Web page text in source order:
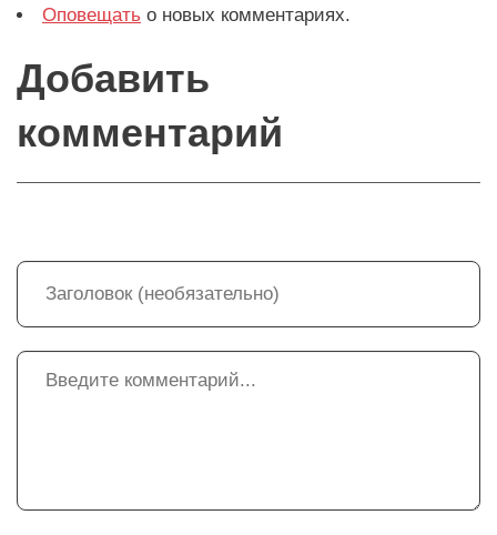
Оповещать о новых комментариях.
Добавить
комментарий